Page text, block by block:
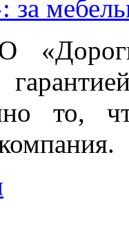
за
то,